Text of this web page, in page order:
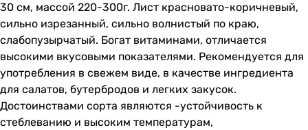
30 см, массой 220-300г. Лист красновато-коричневый,
сильно изрезанный, сильно волнистый по краю,
слабопузырчатый. Богат витаминами, отличается
высокими вкусовыми показателями. Рекомендуется для
употребления в свежем виде, в качестве ингредиента
для салатов, бутербродов и легких закусок.
Достоинствами сорта являются -устойчивость к
стеблеванию и высоким температурам,